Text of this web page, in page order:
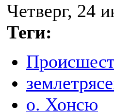
Четверг, 24
Теги:
о. Хонсю